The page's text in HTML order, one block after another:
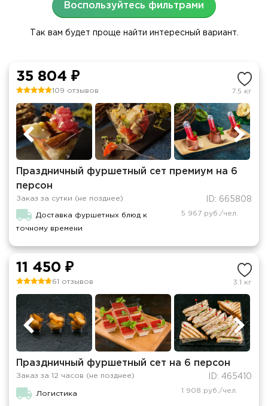
Воспользуйтесь фильтрами
Так вам будет проще найти интересный вариант.
35 804 ₽
109 отзывов 7.5 кг
Праздничный фуршетный сет премиум на 6
персон
Заказ за сутки (не позднее) ID: 665808
Доставка фуршетных блюд к
точному времени
5 967 руб./чел.
11 450 ₽
61 отзывов 3.1 кг
Праздничный фуршетный сет на 6 персон
Заказ за 12 часов (не позднее) ID: 465410
Логистика 1 908 руб./чел.